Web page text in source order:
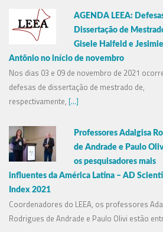
AGENDA LEEA:
Dissertação de
Gisele Halfeld e Jesimiel
Antônio no início de novembro
Nos dias 03 e 09 de novembro de 2021
defesas de dissertação de mestrado de,
respectivamente, [...]
Professores Adalgisa
de Andrade e Paulo
os pesquisadores mais
influentes da América Latina – AD
Index 2021
Coordenadores do LEEA, os professores
Rodrigues de Andrade e Paulo Olivi estão